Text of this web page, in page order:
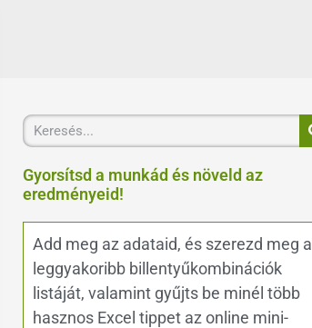
Keresés
Gyorsítsd a munkád és növeld az
eredményeid!
Add meg az adataid, és szerezd meg a
leggyakoribb billentyűkombinációk
listáját, valamint gyűjts be minél több
hasznos Excel tippet az online mini-